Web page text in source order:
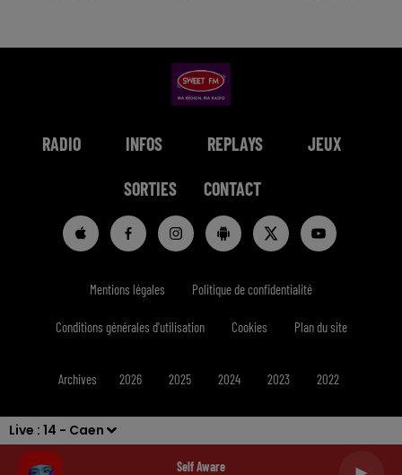
Live : 14 - Caen
Self Aware
RADIO INFOS REPLAYS JEUX
SORTIES CONTACT
Mentions légales Politique de confidentialité
Conditions générales d'utilisation Cookies Plan du site
Archives 2026 2025 2024 2023 2022